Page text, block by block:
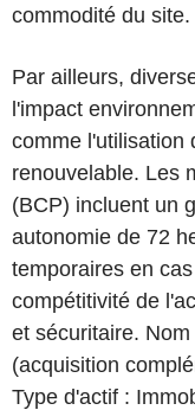
commodité du site.
Par ailleurs,
l'impact
comme l'utilisation
renouvelable. Les
(BCP) incluent un
autonomie de 72
temporaires en
compétitivité de
et sécuritaire. Nom
(acquisition
Type d'actif :